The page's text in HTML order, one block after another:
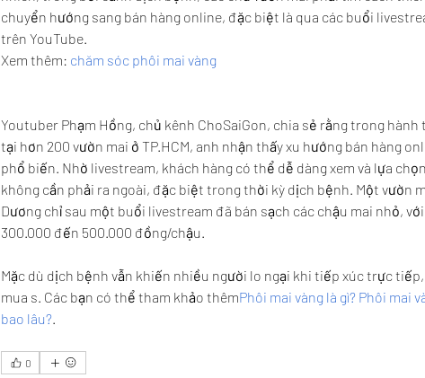
chuyển hướng sang bán hàng online, đặc biệt là qua các buổi
trên YouTube.
Xem thêm: chăm sóc phôi mai vàng
Youtuber Phạm Hồng, chủ kênh ChoSaiGon, chia sẻ rằng trong hành
tại hơn 200 vườn mai ở TP.HCM, anh nhận thấy xu hướng bán hàng
phổ biến. Nhờ livestream, khách hàng có thể dễ dàng xem và lựa
không cần phải ra ngoài, đặc biệt trong thời kỳ dịch bệnh. Một vườn
Dương chỉ sau một buổi livestream đã bán sạch các chậu mai nhỏ,
300.000 đến 500.000 đồng/chậu.
Mặc dù dịch bệnh vẫn khiến nhiều người lo ngại khi tiếp xúc trực
mua s. Các bạn có thể tham khảo thêmPhôi mai vàng là gì? Phôi mai
bao lâu?.
0